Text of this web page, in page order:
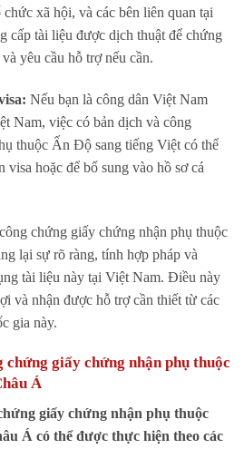
xã hội, và các bên liên quan tại
cấp tài liệu được dịch thuật để chứng
yêu cầu hỗ trợ nếu cần.
Nếu bạn là công dân Việt Nam
Nam, việc có bản dịch và công
thuộc Ấn Độ sang tiếng Việt có thể
hoặc để bổ sung vào hồ sơ cá
chứng giấy chứng nhận phụ thuộc
lại sự rõ ràng, tính hợp pháp và
tài liệu này tại Việt Nam. Điều này
và nhận được hỗ trợ cần thiết từ các
gia này.
giấy chứng nhận phụ thuộc
Á
giấy chứng nhận phụ thuộc
Á có thể được thực hiện theo các